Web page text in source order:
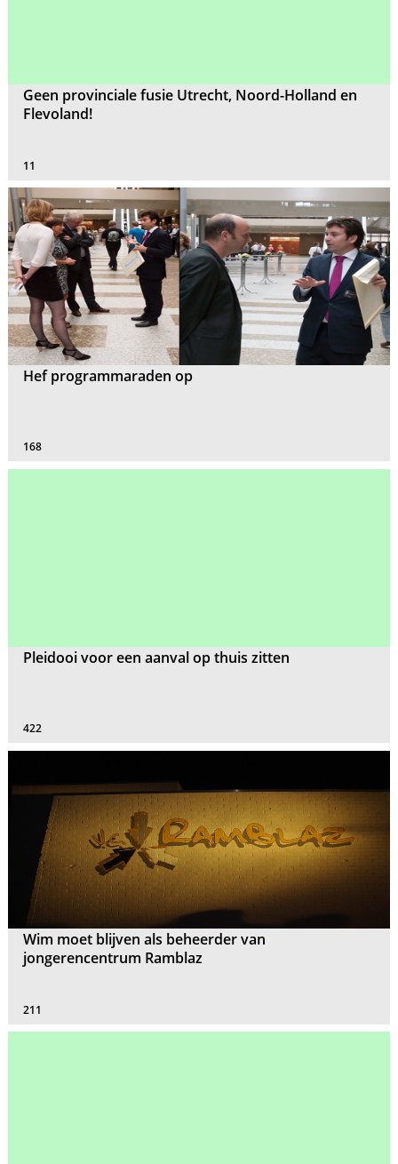
Geen provinciale fusie Utrecht, Noord-Holland en
Flevoland!
11
Hef programmaraden op
168
Pleidooi voor een aanval op thuis zitten
422
Wim moet blijven als beheerder van
jongerencentrum Ramblaz
211